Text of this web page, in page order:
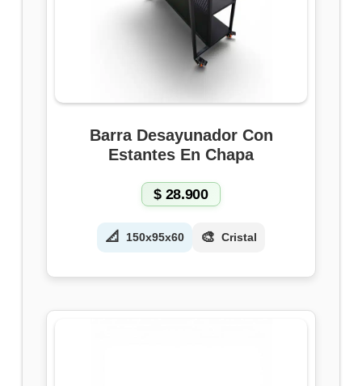
Barra Desayunador Con
Estantes En Chapa
$28.900
📐 150x95x60 🎨 Cristal